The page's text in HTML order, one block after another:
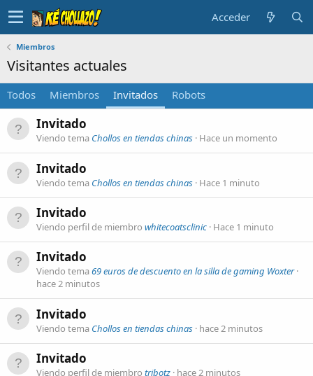
Acceder
Miembros
Visitantes actuales
Todos Miembros Invitados Robots
Invitado
Viendo tema Chollos en tiendas chinas Hace un momento
Invitado
Viendo tema Chollos en tiendas chinas Hace 1 minuto
Invitado
Viendo perfil de miembro whitecoatsclinic Hace 1 minuto
Invitado
Viendo tema69 euros de descuento en la silla de gaming Woxter
hace 2 minutos
Invitado
Viendo tema Chollos en tiendas chinas hace 2 minutos
Invitado
Viendo perfil de miembro tribotz hace 2 minutos